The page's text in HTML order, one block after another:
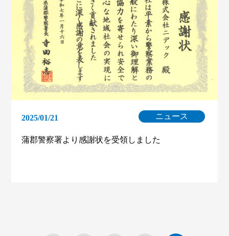
2025/01/21 ニュース
蒲郡警察署より感謝状を受領しました